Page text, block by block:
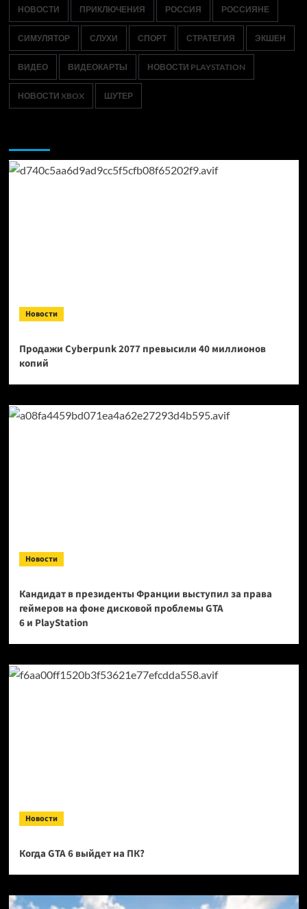
НОВОСТИ ПРИКЛЮЧЕНИЯ РОССИЯ РОССИЯНЕ
СИМУЛЯТОР СЛУХИ СПОРТ СТРАТЕГИЯ ЭКШЕН
ВИДЕО ВИДЕОКАРТЫ НОВОСТИ PLAYSTATION
НОВОСТИ XBOX ШУТЕР
Новости
Продажи Cyberpunk 2077 превысили 40 миллионов
копий
Новости
Кандидат в президенты Франции выступил за права
геймеров на фоне дисковой проблемы GTA
6 и PlayStation
Новости
Когда GTA 6 выйдет на ПК?